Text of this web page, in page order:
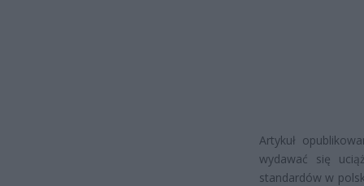
Artykuł
wydawać się
standardów w